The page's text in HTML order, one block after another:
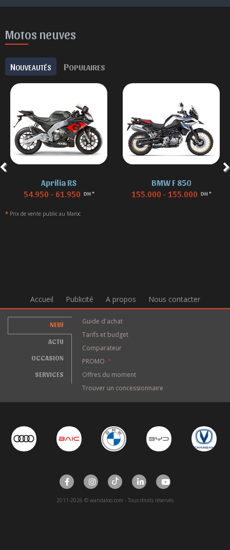
Motos neuves
NOUVEAUTÉS POPULAIRES
Aprilia RS
54.950 - 61.950 DH *
BMW F 850
155.000 - 155.000 DH *
* Prix de vente public au Maroc
Accueil Publicité A propos Nous contacter
NEUF
ACTU
OCCASION
SERVICES
Guide d'achat
Tarifs et budget
Comparateur
PROMO
*
Offres du moment
Trouver un concessionnaire
2011-2026 © wandaloo.com - Tous droits réservés